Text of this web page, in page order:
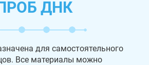
ДНК
для самостоятельного
Все материалы можно